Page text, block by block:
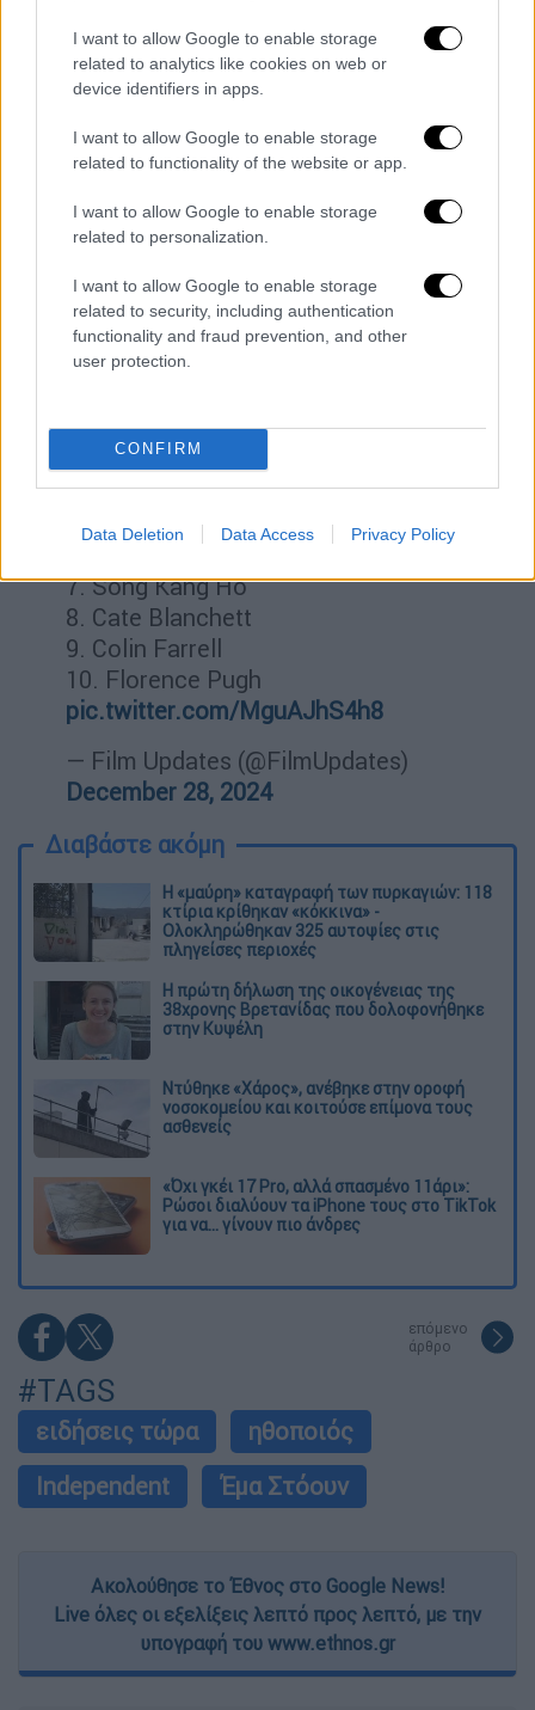
I want to allow Google to enable storage
related to analytics like cookies on web or
device identifiers in apps.
I want to allow Google to enable storage
related to functionality of the website or app.
I want to allow Google to enable storage
related to personalization.
I want to allow Google to enable storage
related to security, including authentication
functionality and fraud prevention, and other
user protection.
CONFIRM
Data Deletion Data Access Privacy Policy
της στην κατάταξη.
Ο ενδοιασμός των χρηστών δεν αφορούσε
τη Στόουν αυτή καθ’ αυτή, αλλά μάλλον την
τοποθέτησή της στη 2η θέση. Πολλοί
πιστεύουν ότι θα έπρεπε να είναι πάνω από
την πρωταγωνίστρια του «Poor Things».
The Independent ranks the 60 best
actors of 21st-century cinema.
2. Emma Stone
3. Daniel Day-Lewis
4. Denzel Washington
5. Nicole Kidman
7. Song Kang Ho
8. Cate Blanchett
9. Colin Farrell
10. Florence Pugh
pic.twitter.com/MguAJhS4h8
— Film Updates (@FilmUpdates)
December 28, 2024
Διαβάστε ακόμη
Η «μαύρη» καταγραφή των πυρκαγιών: 118
κτίρια κρίθηκαν «κόκκινα» -
Ολοκληρώθηκαν 325 αυτοψίες στις
πληγείσες περιοχές
Η πρώτη δήλωση της οικογένειας της
38χρονης Βρετανίδας που δολοφονήθηκε
στην Κυψέλη
Ντύθηκε «Χάρος», ανέβηκε στην οροφή
νοσοκομείου και κοιτούσε επίμονα τους
ασθενείς
«Όχι γκέι 17 Pro, αλλά σπασμένο 11άρι»:
Ρώσοι διαλύουν τα iPhone τους στο TikTok
για να... γίνουν πιο άνδρες
επόμενο
άρθρο
#TAGS
ειδήσεις τώρα
ηθοποιός
Independent
Έμα Στόουν
Ακολούθησε το Έθνος στο Google News!
Live όλες οι εξελίξεις λεπτό προς λεπτό, με την
υπογραφή του www.ethnos.gr